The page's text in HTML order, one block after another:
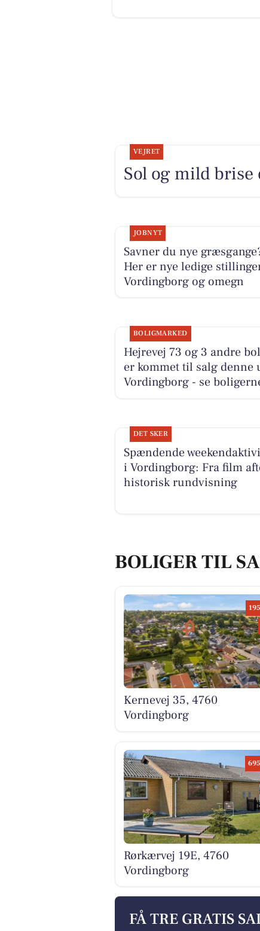
VEJRET
Sol og mild brise
JOBNYT
Savner du nye
Her er nye ledige
Vordingborg og omegn
BOLIGMARKED
Hejrevej 73 og 3 andre
er kommet til salg denne
Vordingborg - se
DET SKER
Spændende
i Vordingborg: Fra film
historisk rundvisning
BOLIGER TIL
Kernevej 35, 4760
Vordingborg
Rørkærvej 19E, 4760
Vordingborg
FÅ TRE GRATIS